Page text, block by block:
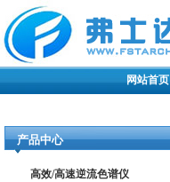
网站首页
产品中心
高效/高速逆流色谱仪